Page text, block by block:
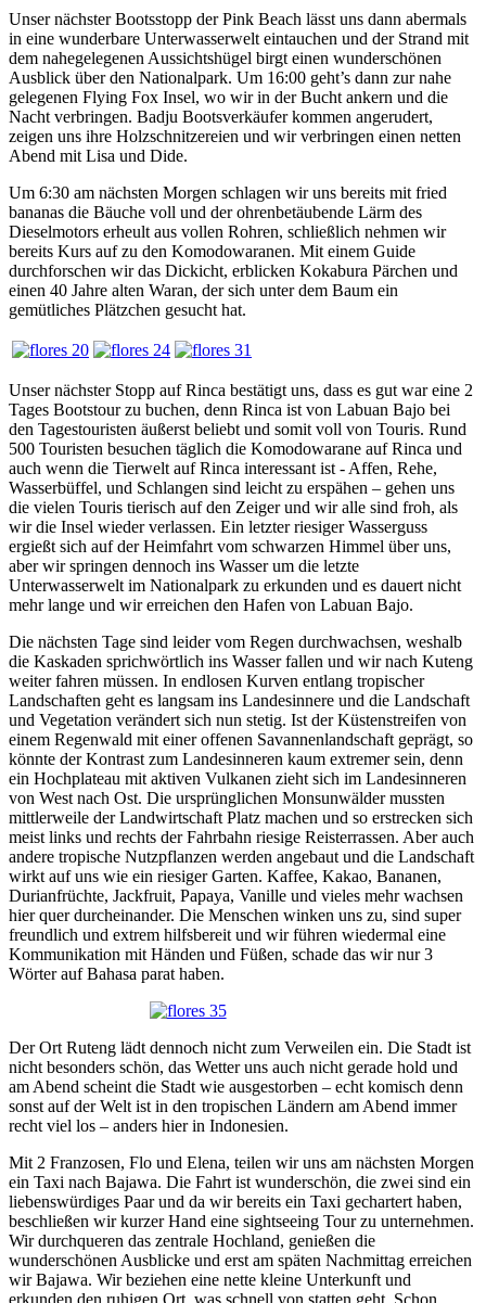
Unser nächster Bootsstopp der Pink Beach lässt uns dann abermals
in eine wunderbare Unterwasserwelt eintauchen und der Strand mit
dem nahegelegenen Aussichtshügel birgt einen wunderschönen
Ausblick über den Nationalpark. Um 16:00 geht’s dann zur nahe
gelegenen Flying Fox Insel, wo wir in der Bucht ankern und die
Nacht verbringen. Badju Bootsverkäufer kommen angerudert,
zeigen uns ihre Holzschnitzereien und wir verbringen einen netten
Abend mit Lisa und Dide.
Um 6:30 am nächsten Morgen schlagen wir uns bereits mit fried
bananas die Bäuche voll und der ohrenbetäubende Lärm des
Dieselmotors erheult aus vollen Rohren, schließlich nehmen wir
bereits Kurs auf zu den Komodowaranen. Mit einem Guide
durchforschen wir das Dickicht, erblicken Kokabura Pärchen und
einen 40 Jahre alten Waran, der sich unter dem Baum ein
gemütliches Plätzchen gesucht hat.
Unser nächster Stopp auf Rinca bestätigt uns, dass es gut war eine 2
Tages Bootstour zu buchen, denn Rinca ist von Labuan Bajo bei
den Tagestouristen äußerst beliebt und somit voll von Touris. Rund
500 Touristen besuchen täglich die Komodowarane auf Rinca und
auch wenn die Tierwelt auf Rinca interessant ist - Affen, Rehe,
Wasserbüffel, und Schlangen sind leicht zu erspähen – gehen uns
die vielen Touris tierisch auf den Zeiger und wir alle sind froh, als
wir die Insel wieder verlassen. Ein letzter riesiger Wasserguss
ergießt sich auf der Heimfahrt vom schwarzen Himmel über uns,
aber wir springen dennoch ins Wasser um die letzte
Unterwasserwelt im Nationalpark zu erkunden und es dauert nicht
mehr lange und wir erreichen den Hafen von Labuan Bajo.
Die nächsten Tage sind leider vom Regen durchwachsen, weshalb
die Kaskaden sprichwörtlich ins Wasser fallen und wir nach Kuteng
weiter fahren müssen. In endlosen Kurven entlang tropischer
Landschaften geht es langsam ins Landesinnere und die Landschaft
und Vegetation verändert sich nun stetig. Ist der Küstenstreifen von
einem Regenwald mit einer offenen Savannenlandschaft geprägt, so
könnte der Kontrast zum Landesinneren kaum extremer sein, denn
ein Hochplateau mit aktiven Vulkanen zieht sich im Landesinneren
von West nach Ost. Die ursprünglichen Monsunwälder mussten
mittlerweile der Landwirtschaft Platz machen und so erstrecken sich
meist links und rechts der Fahrbahn riesige Reisterrassen. Aber auch
andere tropische Nutzpflanzen werden angebaut und die Landschaft
wirkt auf uns wie ein riesiger Garten. Kaffee, Kakao, Bananen,
Durianfrüchte, Jackfruit, Papaya, Vanille und vieles mehr wachsen
hier quer durcheinander. Die Menschen winken uns zu, sind super
freundlich und extrem hilfsbereit und wir führen wiedermal eine
Kommunikation mit Händen und Füßen, schade das wir nur 3
Wörter auf Bahasa parat haben.
Der Ort Ruteng lädt dennoch nicht zum Verweilen ein. Die Stadt ist
nicht besonders schön, das Wetter uns auch nicht gerade hold und
am Abend scheint die Stadt wie ausgestorben – echt komisch denn
sonst auf der Welt ist in den tropischen Ländern am Abend immer
recht viel los – anders hier in Indonesien.
Mit 2 Franzosen, Flo und Elena, teilen wir uns am nächsten Morgen
ein Taxi nach Bajawa. Die Fahrt ist wunderschön, die zwei sind ein
liebenswürdiges Paar und da wir bereits ein Taxi gechartert haben,
beschließen wir kurzer Hand eine sightseeing Tour zu unternehmen.
Wir durchqueren das zentrale Hochland, genießen die
wunderschönen Ausblicke und erst am späten Nachmittag erreichen
wir Bajawa. Wir beziehen eine nette kleine Unterkunft und
erkunden den ruhigen Ort, was schnell von statten geht. Schon